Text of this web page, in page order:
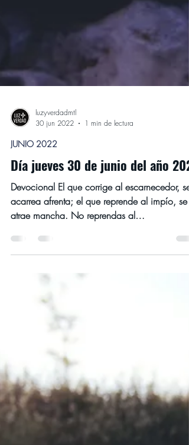
luzyverdadmtl
30 jun 2022
1 min de lectura
JUNIO 2022
Día jueves 30 de junio del año 2022
atrae mancha. No reprendas al